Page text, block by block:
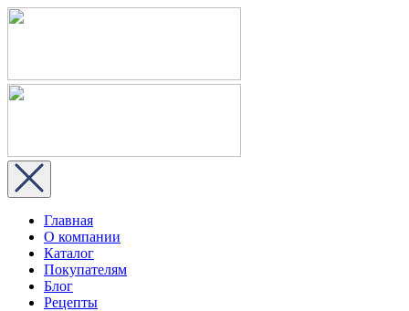
Главная
О компании
Каталог
Покупателям
Блог
Рецепты